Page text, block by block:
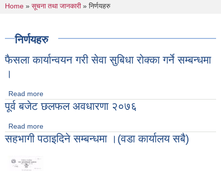
You are here
Home » सूचना तथा जानकारी» निर्णयहरु
निर्णयहरु
फैसला कार्यान्वयन गरी सेवा सुबिधा राेक्का गर्ने सम्बन्धमा
।
Read more
पूर्व बजेट छलफल अवधारणा २०७६
Read more
सहभागी पठाइदिने सम्बन्धमा ।(वडा कार्यालय सबै)